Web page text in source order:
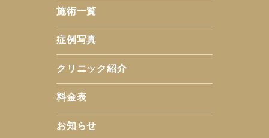
施術一覧
症例写真
クリニック紹介
料金表
お知らせ